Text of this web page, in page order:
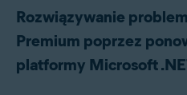
Rozwiązywanie
Premium poprzez
platformy Microsoft